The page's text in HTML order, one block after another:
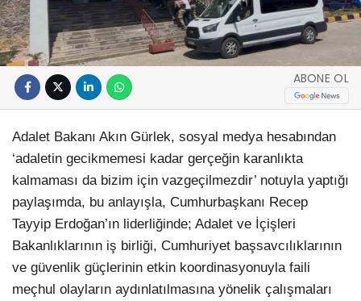
ABONE OL
Adalet Bakanı Akın Gürlek, sosyal medya hesabından
‘adaletin gecikmemesi kadar gerçeğin karanlıkta
kalmaması da bizim için vazgeçilmezdir’ notuyla yaptığı
paylaşımda, bu anlayışla, Cumhurbaşkanı Recep
Tayyip Erdoğan’ın liderliğinde; Adalet ve İçişleri
Bakanlıklarının iş birliği, Cumhuriyet başsavcılıklarının
ve güvenlik güçlerinin etkin koordinasyonuyla faili
meçhul olayların aydınlatılmasına yönelik çalışmaları